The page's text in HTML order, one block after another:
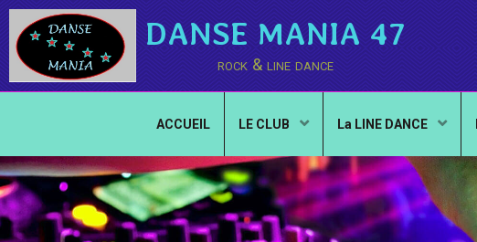
DANSE MANIA 47
rock & line dance
ACCUEIL LE CLUB La LINE DANCE